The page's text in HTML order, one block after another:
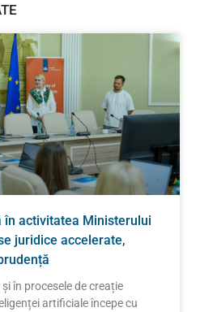
activitatea Ministerului
juridice accelerate,
în procesele de creație
artificiale începe cu